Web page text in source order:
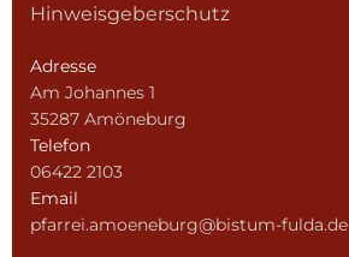
Hinweisgeberschutz
Adresse
Am Johannes 1
35287 Amöneburg
Telefon
06422 2103
Email
pfarrei.amoeneburg@bistum-fulda.de